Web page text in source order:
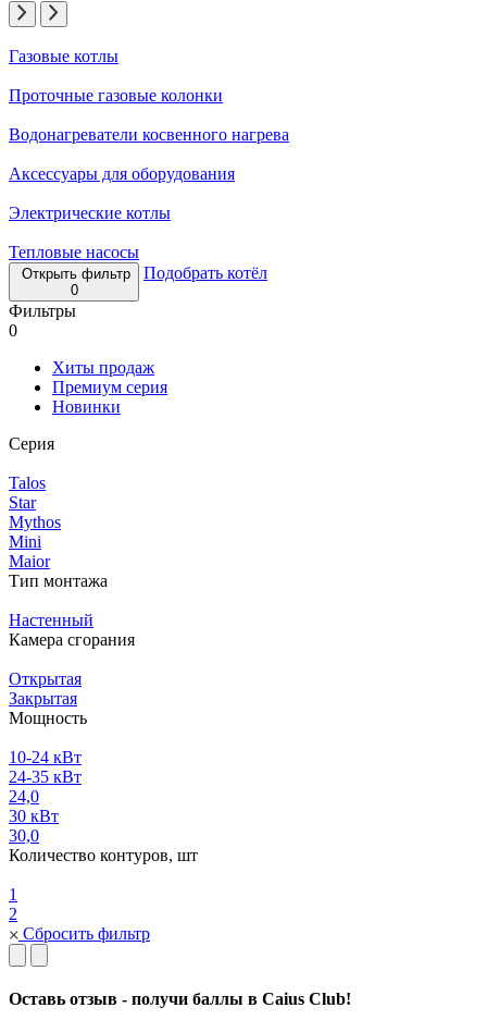
Газовые котлы
Проточные газовые колонки
Водонагреватели косвенного нагрева
Аксессуары для оборудования
Электрические котлы
Тепловые насосы
Открыть фильтр
0
Подобрать котёл
Фильтры
0
Хиты продаж
Премиум серия
Новинки
Серия
Talos
Star
Mythos
Mini
Maior
Тип монтажа
Настенный
Камера сгорания
Открытая
Закрытая
Мощность
10-24 кВт
24-35 кВт
24,0
30 кВт
30,0
Количество контуров, шт
1
2
Сбросить фильтр
Оставь отзыв - получи баллы в Caius Club!